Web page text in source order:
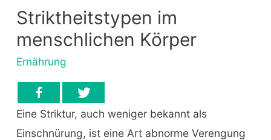
Striktheitstypen im
menschlichen Körper
Ernährung
Eine Striktur, auch weniger bekannt als
Einschnürung, ist eine Art abnorme Verengung